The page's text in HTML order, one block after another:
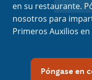
en su restaurante.
nosotros para
Primeros Auxilios
Póngase en